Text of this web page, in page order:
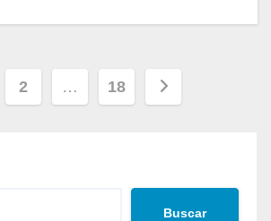
2 … 18
Buscar